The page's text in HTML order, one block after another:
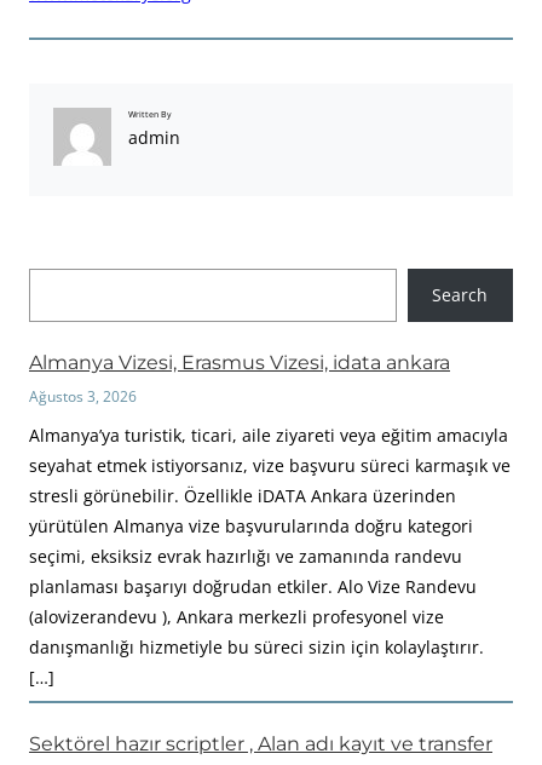
Written By
admin
Search
Almanya Vizesi, Erasmus Vizesi, idata ankara
Ağustos 3, 2026
Almanya’ya turistik, ticari, aile ziyareti veya eğitim amacıyla
seyahat etmek istiyorsanız, vize başvuru süreci karmaşık ve
stresli görünebilir. Özellikle iDATA Ankara üzerinden
yürütülen Almanya vize başvurularında doğru kategori
seçimi, eksiksiz evrak hazırlığı ve zamanında randevu
planlaması başarıyı doğrudan etkiler. Alo Vize Randevu
(alovizerandevu ), Ankara merkezli profesyonel vize
danışmanlığı hizmetiyle bu süreci sizin için kolaylaştırır.
[…]
Sektörel hazır scriptler , Alan adı kayıt ve transfer